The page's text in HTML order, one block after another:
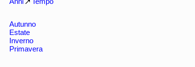
Autunno
Estate
Inverno
Primavera